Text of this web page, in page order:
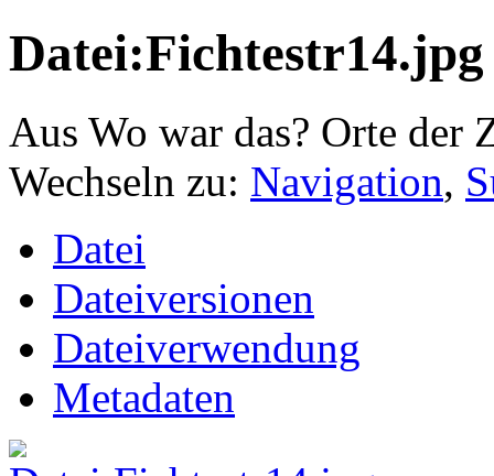
Datei:Fichtestr14.jpg
Aus Wo war das? Orte der
Wechseln zu: Navigation,
Datei
Dateiversionen
Dateiverwendung
Metadaten